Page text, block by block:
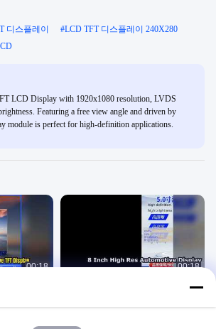
디스플레이 #LCD TFT 디스플레이 240X280
LCD Display with 1920x1080 resolution, LVDS
Featuring a free view angle and driven by
module is perfect for high-definition applications.
00:18
LCD 디스
00:18
자동차 모니터용 8인치 TFT LCD 디스